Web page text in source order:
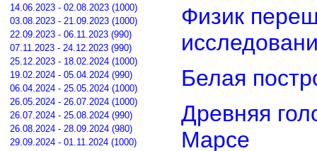
14.06.2023 - 02.08.2023 (1000)
03.08.2023 - 21.09.2023 (1000)
22.09.2023 - 06.11.2023 (990)
07.11.2023 - 24.12.2023 (990)
25.12.2023 - 18.02.2024 (1000)
19.02.2024 - 05.04.2024 (990)
06.04.2024 - 25.05.2024 (1000)
26.05.2024 - 26.07.2024 (1000)
26.07.2024 - 25.08.2024 (990)
26.08.2024 - 28.09.2024 (980)
29.09.2024 - 01.11.2024 (1000)
Физик
Белая
Древняя
Марсе